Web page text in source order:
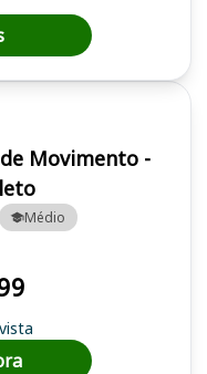
Movimento -
Médio